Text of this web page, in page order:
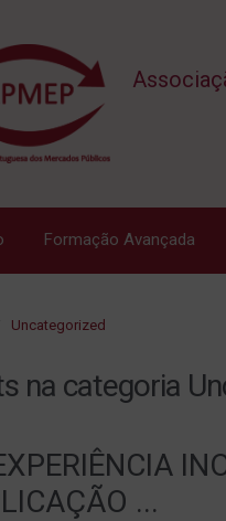
Formação Avançada
Uncategorized
na categoria
...